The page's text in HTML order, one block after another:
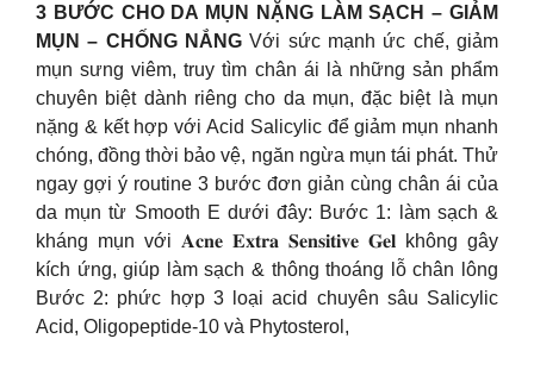
3 BƯỚC CHO DA MỤN NẶNG LÀM SẠCH – GIẢM
MỤN – CHỐNG NẮNG Với sức mạnh ức chế, giảm
mụn sưng viêm, truy tìm chân ái là những sản phẩm
chuyên biệt dành riêng cho da mụn, đặc biệt là mụn
nặng & kết hợp với Acid Salicylic để giảm mụn nhanh
chóng, đồng thời bảo vệ, ngăn ngừa mụn tái phát. Thử
ngay gợi ý routine 3 bước đơn giản cùng chân ái của
da mụn từ Smooth E dưới đây: Bước 1: làm sạch &
kháng mụn với 𝐀𝐜𝐧𝐞 𝐄𝐱𝐭𝐫𝐚 𝐒𝐞𝐧𝐬𝐢𝐭𝐢𝐯𝐞 𝐆𝐞𝐥 không gây
kích ứng, giúp làm sạch & thông thoáng lỗ chân lông
Bước 2: phức hợp 3 loại acid chuyên sâu Salicylic
Acid, Oligopeptide-10 và Phytosterol,